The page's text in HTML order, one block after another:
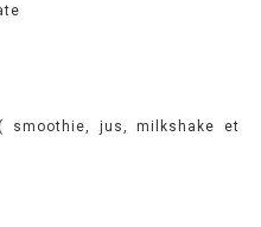
( smoothie, jus, milkshake et